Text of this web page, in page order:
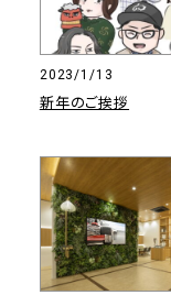
2023/1/13
新年のご挨拶